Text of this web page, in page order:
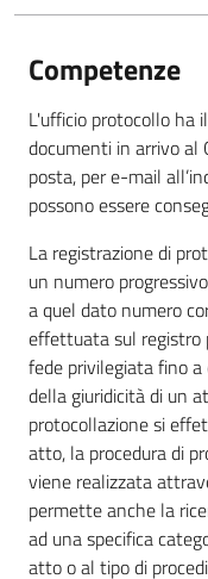
Competenze
L'ufficio protocollo ha
documenti in arrivo al
posta, per e-mail
possono essere
La registrazione di
un numero
a quel dato numero
effettuata sul registro
fede privilegiata fino
della giuridicità di un
protocollazione si
atto, la procedura di
viene realizzata
permette anche la
ad una specifica
atto o al tipo di